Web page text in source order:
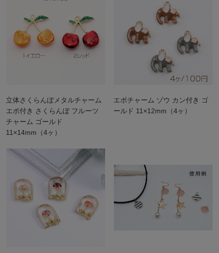
立体さくらんぼメタルチャーム
エポ付き さくらんぼ フルーツ
チャーム ゴールド
11×14mm（4ヶ）
エポチャーム ゾウ カン付き ゴ
ールド 11×12mm（4ヶ）